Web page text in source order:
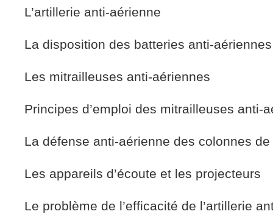
L’artillerie anti-aérienne
La disposition des batteries anti-aériennes
Les mitrailleuses anti-aériennes
Principes d’emploi des mitrailleuses anti-
La défense anti-aérienne des colonnes
Les appareils d’écoute et les projecteurs
Le problème de l’efficacité de l’artillerie